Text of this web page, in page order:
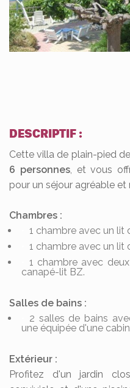
DESCRIPTIF :
Cette villa de plain-pied
6 personnes, et vous
pour un séjour agréable et
Chambres :
1 chambre avec un lit
1 chambre avec un lit
1 chambre avec
canapé-lit BZ.
Salles de bains :
2 salles de bains
une équipée d'une
Extérieur :
Profitez d'un jardin